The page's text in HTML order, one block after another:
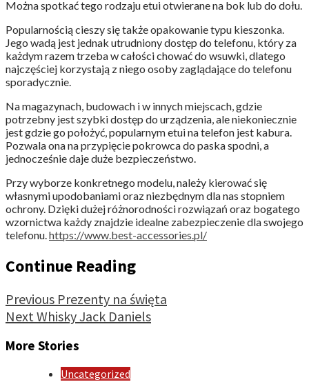
Można spotkać tego rodzaju etui otwierane na bok lub do dołu.
Popularnością cieszy się także opakowanie typu kieszonka.
Jego wadą jest jednak utrudniony dostęp do telefonu, który za
każdym razem trzeba w całości chować do wsuwki, dlatego
najczęściej korzystają z niego osoby zaglądające do telefonu
sporadycznie.
Na magazynach, budowach i w innych miejscach, gdzie
potrzebny jest szybki dostęp do urządzenia, ale niekoniecznie
jest gdzie go położyć, popularnym etui na telefon jest kabura.
Pozwala ona na przypięcie pokrowca do paska spodni, a
jednocześnie daje duże bezpieczeństwo.
Przy wyborze konkretnego modelu, należy kierować się
własnymi upodobaniami oraz niezbędnym dla nas stopniem
ochrony. Dzięki dużej różnorodności rozwiązań oraz bogatego
wzornictwa każdy znajdzie idealne zabezpieczenie dla swojego
telefonu.https://www.best-accessories.pl/
Continue Reading
Previous Prezenty na święta
Next Whisky Jack Daniels
More Stories
Uncategorized